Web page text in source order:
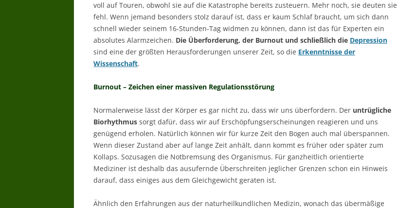
voll auf Touren, obwohl sie auf die Katastrophe bereits zusteuern. Mehr noch, sie deuten sie
fehl. Wenn jemand besonders stolz darauf ist, dass er kaum Schlaf braucht, um sich dann
schnell wieder seinem 16-Stunden-Tag widmen zu können, dann ist das für Experten ein
absolutes Alarmzeichen. Die Überforderung, der Burnout und schließlich die Depression
sind eine der größten Herausforderungen unserer Zeit, so die Erkenntnisse der
Wissenschaft.
Burnout – Zeichen einer massiven Regulationsstörung
Normalerweise lässt der Körper es gar nicht zu, dass wir uns überfordern. Der untrügliche
Biorhythmus sorgt dafür, dass wir auf Erschöpfungserscheinungen reagieren und uns
genügend erholen. Natürlich können wir für kurze Zeit den Bogen auch mal überspannen.
Wenn dieser Zustand aber auf lange Zeit anhält, dann kommt es früher oder später zum
Kollaps. Sozusagen die Notbremsung des Organismus. Für ganzheitlich orientierte
Mediziner ist deshalb das ausufernde Überschreiten jeglicher Grenzen schon ein Hinweis
darauf, dass einiges aus dem Gleichgewicht geraten ist.
Ähnlich den Erfahrungen aus der naturheilkundlichen Medizin, wonach das übermäßige